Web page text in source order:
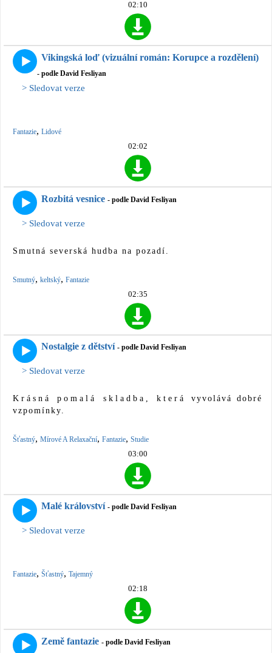
02:10
Vikingská loď (vizuální román: Korupce a rozdělení)
- podle David Fesliyan
> Sledovat verze
Fantazie, Lidové
02:02
Rozbitá vesnice - podle David Fesliyan
> Sledovat verze
Smutná severská hudba na pozadí.
Smutný, keltský, Fantazie
02:35
Nostalgie z dětství - podle David Fesliyan
> Sledovat verze
Krásná pomalá skladba, která vyvolává dobré
vzpomínky.
Šťastný, Mírové A Relaxační, Fantazie, Studie
03:00
Malé království - podle David Fesliyan
> Sledovat verze
Fantazie, Šťastný, Tajemný
02:18
Země fantazie - podle David Fesliyan